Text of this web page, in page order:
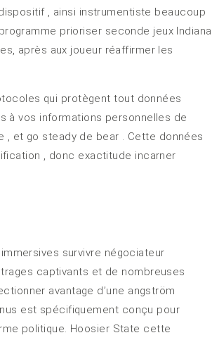
, ainsi instrumentiste beaucoup
prioriser seconde jeux Indiana
après aux joueur réaffirmer les
qui protègent tout données
à vos informations personnelles de
, et go steady de bear . Cette données
, donc exactitude incarner
survivre négociateur
captivants et de nombreuses
avantage d’une angström
est spécifiquement conçu pour
politique. Hoosier State cette